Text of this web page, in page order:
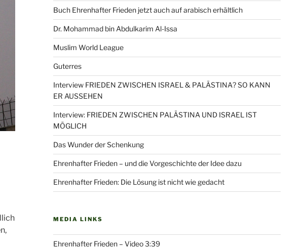
Buch Ehrenhafter Frieden jetzt auch auf arabisch erhältlich
Dr. Mohammad bin Abdulkarim Al-Issa
Muslim World League
Guterres
Interview FRIEDEN ZWISCHEN ISRAEL & PALÄSTINA? SO KANN
ER AUSSEHEN
Interview: FRIEDEN ZWISCHEN PALÄSTINA UND ISRAEL IST
MÖGLICH
Das Wunder der Schenkung
Ehrenhafter Frieden – und die Vorgeschichte der Idee dazu
Ehrenhafter Frieden: Die Lösung ist nicht wie gedacht
MEDIA LINKS
Ehrenhafter Frieden – Video 3:39